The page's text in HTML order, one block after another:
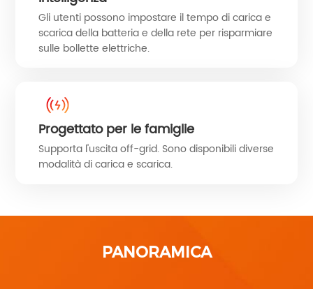
Gli utenti possono impostare il tempo di carica e
scarica della batteria e della rete per risparmiare
sulle bollette elettriche.
Progettato per le famiglie
Supporta l'uscita off-grid. Sono disponibili diverse
modalità di carica e scarica.
PANORAMICA